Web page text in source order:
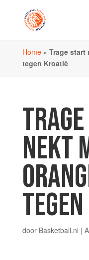
Home» Trage start
tegen Kroatië
NEKT
door Basketball.nl |